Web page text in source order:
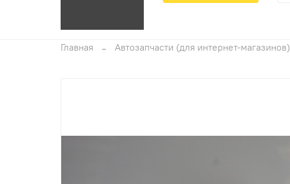
Главная Автозапчасти (для интернет-магазинов)